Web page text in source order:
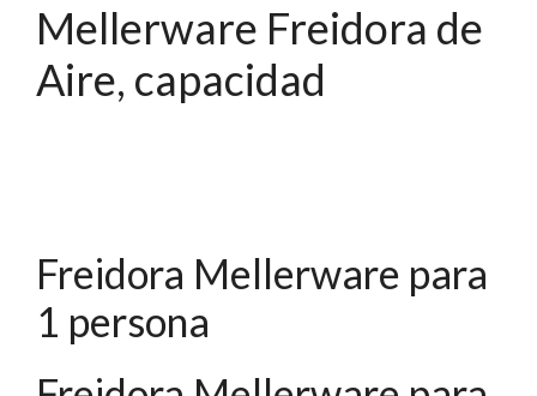
Mellerware Freidora de
Aire, capacidad
Freidora Mellerware para
1 persona